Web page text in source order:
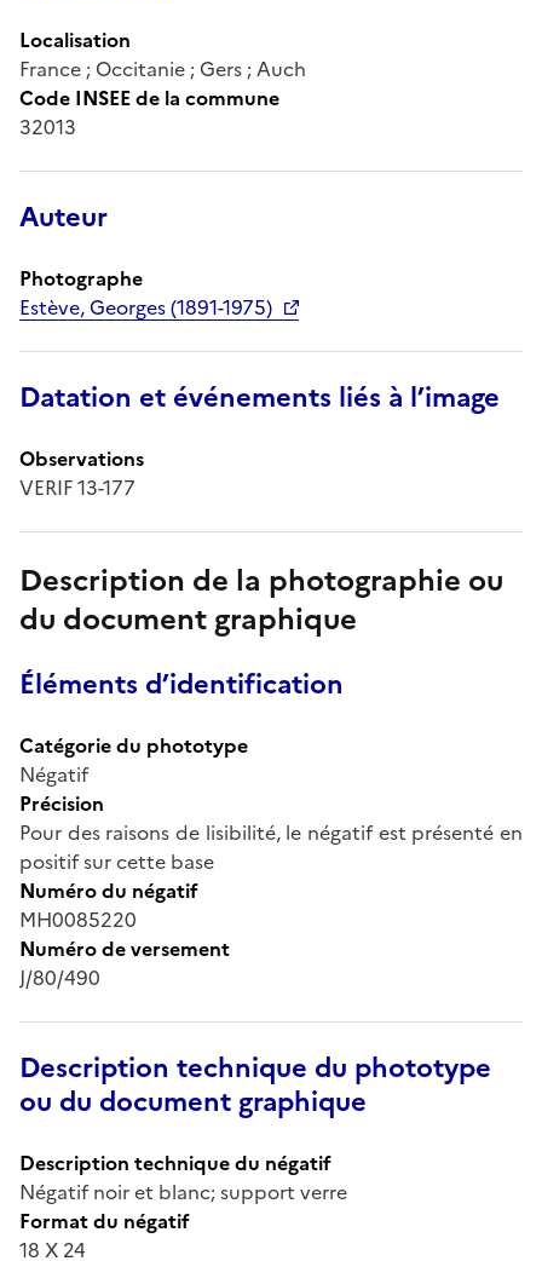
Localisation
France ; Occitanie ; Gers ; Auch
Code INSEE de la commune
32013
Auteur
Photographe
Estève, Georges (1891-1975)
Datation et événements liés à l’image
Observations
VERIF 13-177
Description de la photographie ou
du document graphique
Éléments d’identification
Catégorie du phototype
Négatif
Précision
Pour des raisons de lisibilité, le négatif est présenté en
positif sur cette base
Numéro du négatif
MH0085220
Numéro de versement
J/80/490
Description technique du phototype
ou du document graphique
Description technique du négatif
Négatif noir et blanc; support verre
Format du négatif
18 X 24